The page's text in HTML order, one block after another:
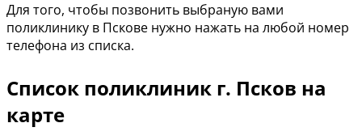
Для того, чтобы позвонить выбраную вами
поликлинику в Пскове нужно нажать на любой номер
телефона из списка.
Список поликлиник г. Псков на
карте